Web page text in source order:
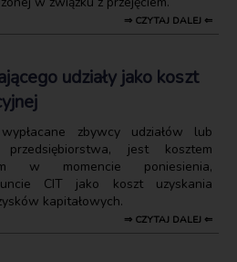
⇒ CZYTAJ DALEJ ⇐
udziały jako koszt
zbywcy udziałów lub
przedsiębiorstwa, jest kosztem
w momencie poniesienia,
CIT jako koszt uzyskania
kapitałowych.
⇒ CZYTAJ DALEJ ⇐